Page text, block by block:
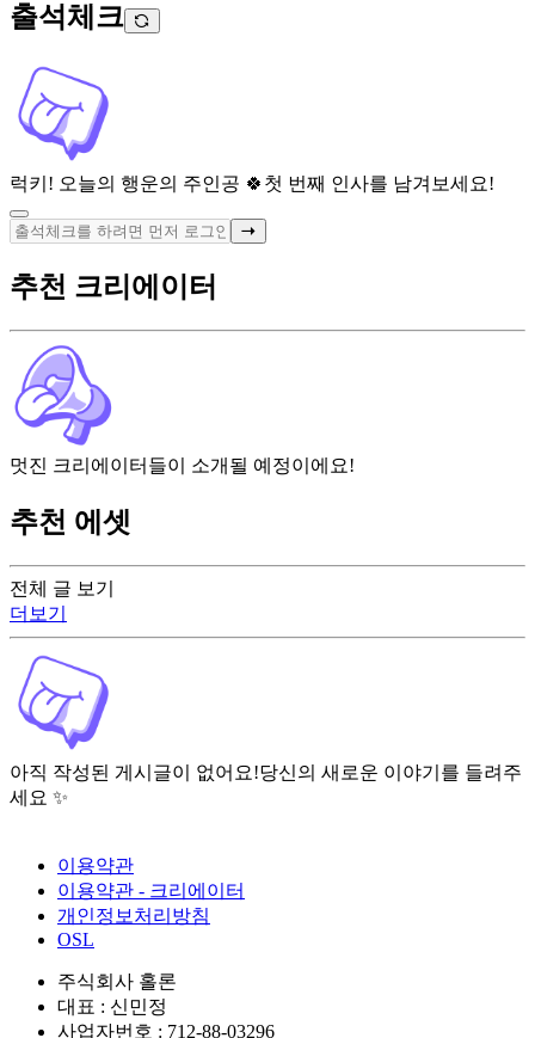
출석체크
럭키! 오늘의 행운의 주인공 🍀 첫 번째 인사를 남겨보세요!
전체 글 보기
더보기
아직 작성된 게시글이 없어요!당신의 새로운 이야기를 들려주
세요 ✨
추천 크리에이터
멋진 크리에이터들이 소개될 예정이에요!
추천 에셋
이용약관
이용약관 - 크리에이터
개인정보처리방침
OSL
주식회사 홀론
대표 : 신민정
사업자번호 : 712-88-03296